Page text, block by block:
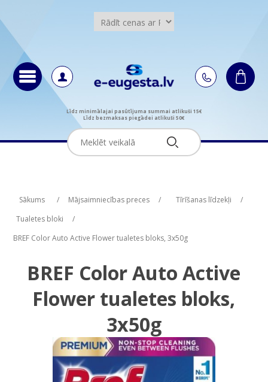
Līdz minimālajai pasūtījuma summai atlikuši 15€
Līdz bezmaksas piegādei atlikuši 50€
Sākums / Mājsaimniecības preces / Tīrīšanas līdzekļi
/
Tualetes bloki
/
BREF Color Auto Active Flower tualetes bloks, 3x50g
BREF Color Auto Active
Flower tualetes bloks,
3x50g